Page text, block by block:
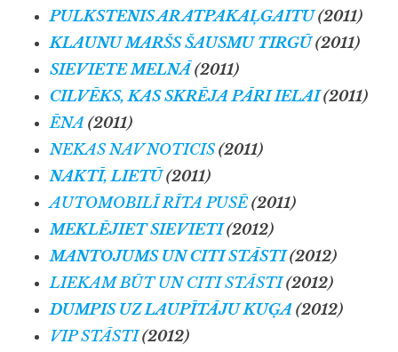
PULKSTENIS AR ATPAKAĻGAITU(2011)
KLAUNU MARŠS ŠAUSMU TIRGŪ(2011)
SIEVIETE MELNĀ(2011)
CILVĒKS, KAS SKRĒJA PĀRI IELAI(2011)
ĒNA (2011)
NEKAS NAV NOTICIS(2011)
NAKTĪ, LIETŪ(2011)
AUTOMOBILĪ RĪTA PUSĒ(2011)
MEKLĒJIET SIEVIETI(2012)
MANTOJUMS UN CITI STĀSTI(2012)
LIEKAM BŪT UN CITI STĀSTI(2012)
DUMPIS UZ LAUPĪTĀJU KUĢA(2012)
VIP STĀSTI(2012)